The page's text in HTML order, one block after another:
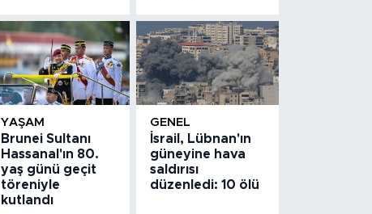
YAŞAM
Brunei Sultanı
Hassanal'ın 80.
yaş günü geçit
töreniyle
kutlandı
GENEL
İsrail, Lübnan'ın
güneyine hava
saldırısı
düzenledi: 10 ölü